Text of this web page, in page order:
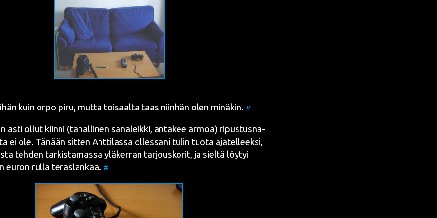
kuin orpo piru, mut­ta toi­saal­ta taas niin­hän olen minä­kin. #
asti ollut kiin­ni (tahal­li­nen sana­leik­ki, anta­kee armoa) ripus­tus­na­
ei ole. Tänään sit­ten Ant­ti­las­sa olles­sa­ni tulin tuo­ta aja­tel­leek­si,
teh­den tar­kis­ta­mas­sa ylä­ker­ran tar­jous­ko­rit, ja siel­tä löy­tyi
euron rul­la teräs­lan­kaa. #